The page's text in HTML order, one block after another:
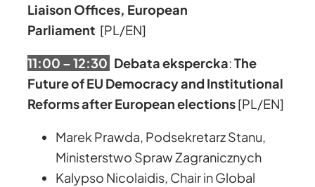
Liaison Offices, European
Parliament [PL/EN]
11:00 – 12:30 Debata ekspercka:The
Future of EU Democracy and Institutional
Reforms after European elections[PL/EN]
Marek Prawda, Podsekretarz Stanu,
Ministerstwo Spraw Zagranicznych
Kalypso Nicolaidis, Chair in Global